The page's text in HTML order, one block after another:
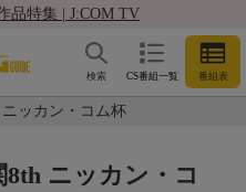
品特集 | J:COM TV
CS番組一覧 番組表
検索
ッカン・コム杯
ニッカン・コ